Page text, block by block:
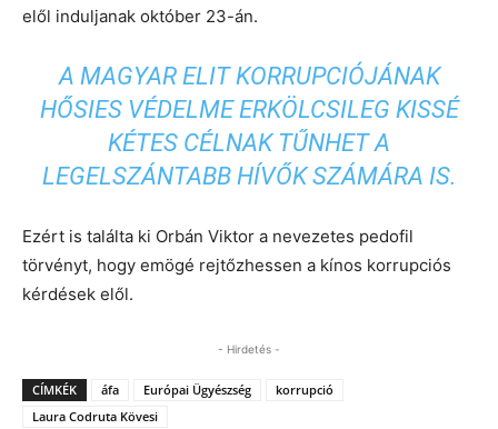
elől induljanak október 23-án.
A MAGYAR ELIT KORRUPCIÓJÁNAK
HŐSIES VÉDELME ERKÖLCSILEG KISSÉ
KÉTES CÉLNAK TŰNHET A
LEGELSZÁNTABB HÍVŐK SZÁMÁRA IS.
Ezért is találta ki Orbán Viktor a nevezetes pedofil
törvényt, hogy emögé rejtőzhessen a kínos korrupciós
kérdések elől.
- Hirdetés -
CÍMKÉK áfa Európai Ügyészség
korrupció
Laura Codruta Kövesi